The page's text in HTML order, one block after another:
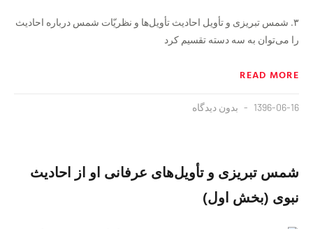
۳. شمس تبریزی و تأویل احادیث تأویل‌ها و نظریّات شمس درباره احادیث
را می‌توان به سه دسته تقسیم کرد
READ MORE
1396-06-16 بدون دیدگاه
شمس تبریزی و تأویل‌های عرفانی او از احادیث
نبوی (بخش اول)